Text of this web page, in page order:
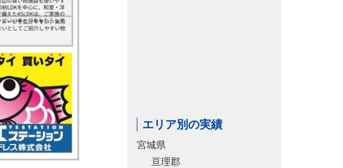
エリア別の実績
宮城県
亘理郡